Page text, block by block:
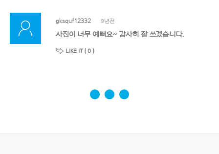
gksquf12332 9년전
사진이 너무 예뻐요~ 감사히 잘 쓰겠습니다.
LIKE IT ( 0 )